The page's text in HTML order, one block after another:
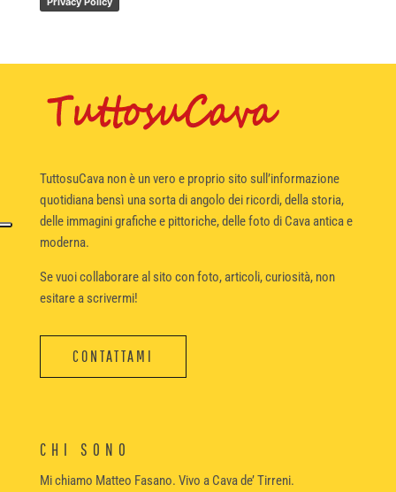
TuttosuCava non è un vero e proprio sito sull’informazione
quotidiana bensì una sorta di angolo dei ricordi, della storia,
delle immagini grafiche e pittoriche, delle foto di Cava antica e
moderna.
Se vuoi collaborare al sito con foto, articoli, curiosità, non
esitare a scrivermi!
CONTATTAMI
CHI SONO
Mi chiamo Matteo Fasano. Vivo a Cava de’ Tirreni.